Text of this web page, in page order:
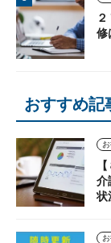
修
おすすめ記
介
状